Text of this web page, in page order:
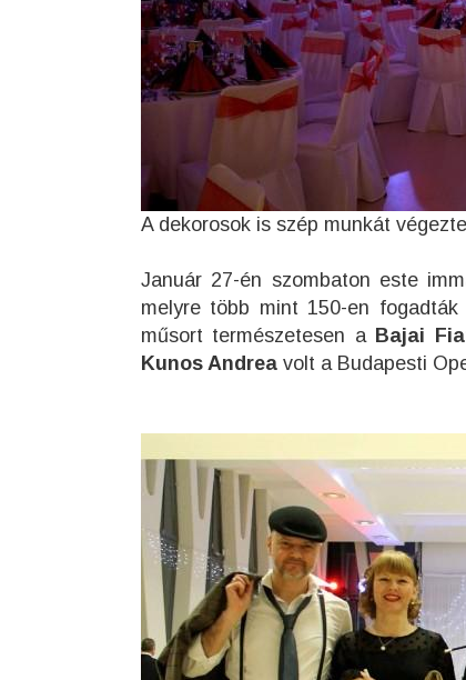
A dekorosok is szép munkát
Január 27-én szombaton este
melyre több mint 150-en
műsort természetesen a Bajai
Kunos Andrea volt a Budapesti